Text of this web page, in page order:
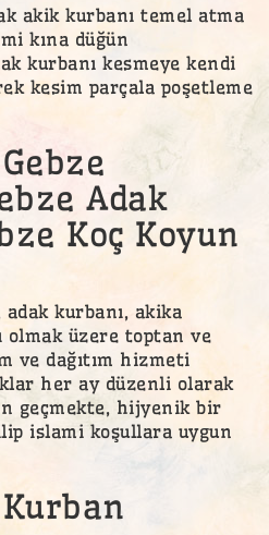
akik kurbanı temel atma
kına düğün
kurbanı kesmeye kendi
kesim parçala poşetleme
Adak
Koç Koyun
kurbanı, akika
olmak üzere toptan ve
ve dağıtım hizmeti
her ay düzenli olarak
geçmekte, hijyenik bir
islami koşullara uygun